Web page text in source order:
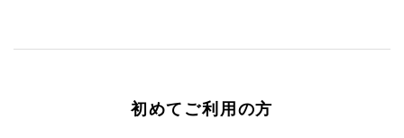
初めてご利用の方